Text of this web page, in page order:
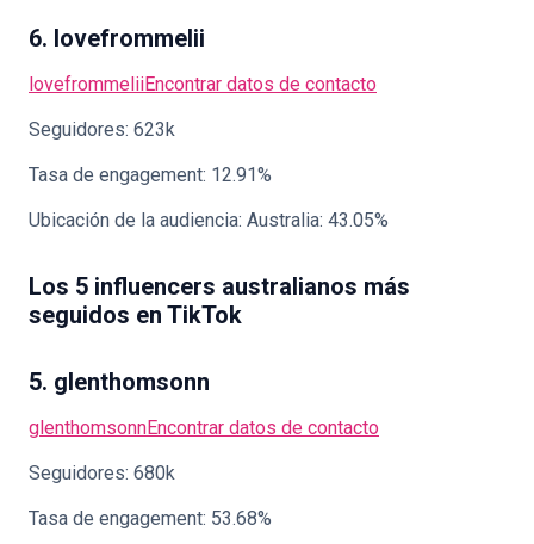
6. lovefrommelii
lovefrommeliiEncontrar datos de contacto
Seguidores: 623k
Tasa de engagement: 12.91%
Ubicación de la audiencia: Australia: 43.05%
Los 5 influencers australianos más
seguidos en TikTok
5. glenthomsonn
glenthomsonnEncontrar datos de contacto
Seguidores: 680k
Tasa de engagement: 53.68%